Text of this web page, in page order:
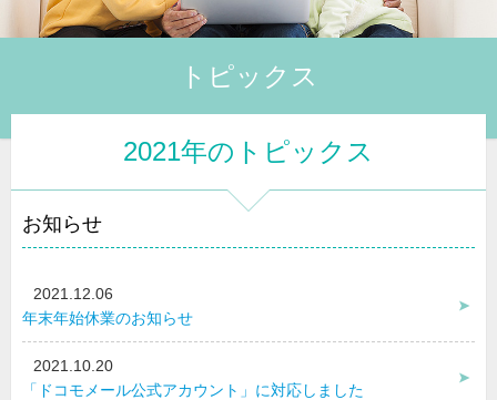
トピックス
2021年のトピックス
お知らせ
2021.12.06
年末年始休業のお知らせ
2021.10.20
「ドコモメール公式アカウント」に対応しました